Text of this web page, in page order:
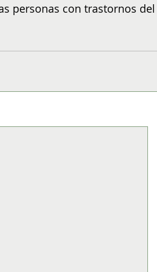
personas con trastornos